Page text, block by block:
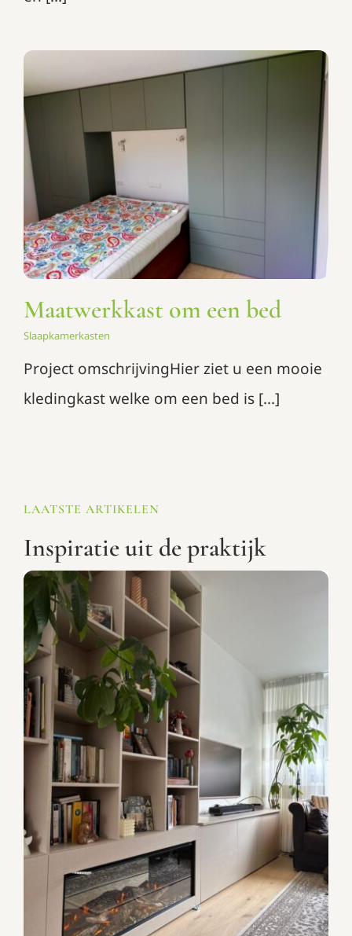
Maatwerkkast om een bed
Maatwerkkast om een bed
Slaapkamerkasten
Project omschrijvingHier ziet u een mooie
kledingkast welke om een bed is [...]
LAATSTE ARTIKELEN
Inspiratie uit de praktijk
TV-meubel op maat: van
kabels wegwerken tot een
complete cinewall
Inspiratie